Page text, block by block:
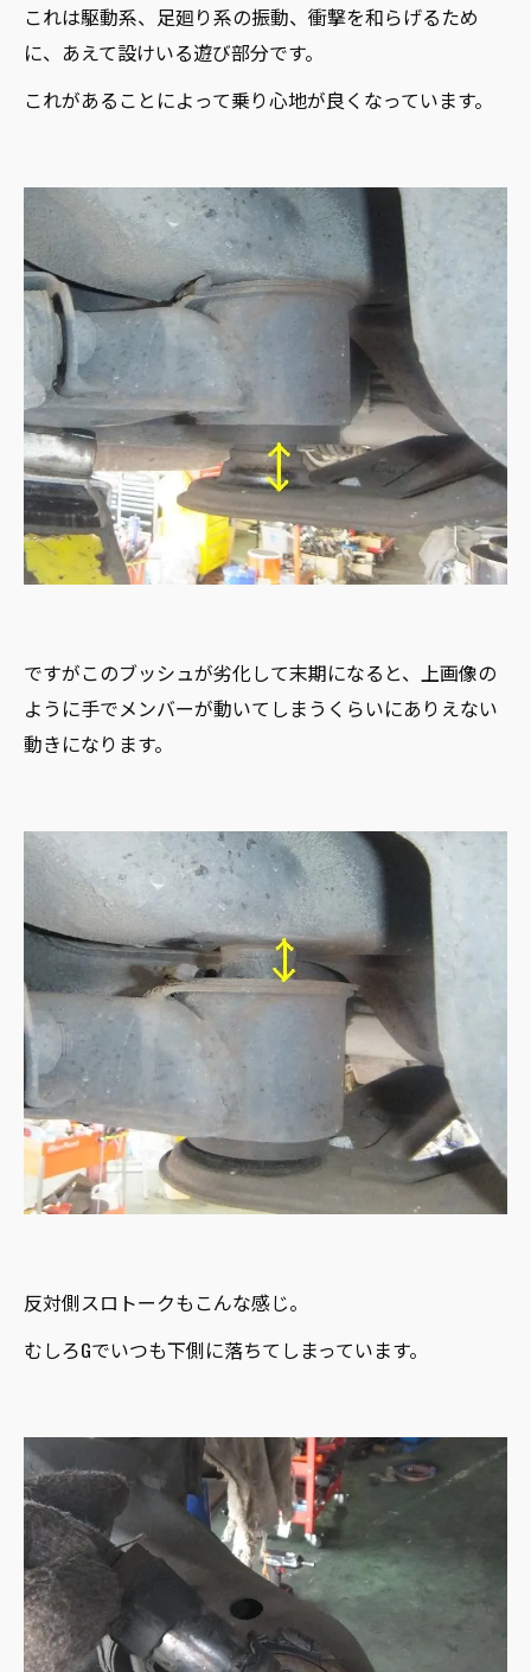
これは駆動系、足廻り系の振動、衝撃を和らげるため
に、あえて設けいる遊び部分です。
これがあることによって乗り心地が良くなっています。
ですがこのブッシュが劣化して末期になると、上画像の
ように手でメンバーが動いてしまうくらいにありえない
動きになります。
反対側スロトークもこんな感じ。
むしろGでいつも下側に落ちてしまっています。